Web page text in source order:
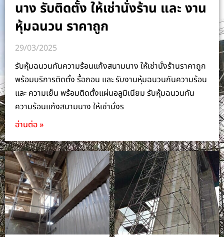
นาง รับติดตั้ง ให้เช่านั่งร้าน และ งาน
หุ้มฉนวน ราคาถูก
29/03/2025
รับหุ้มฉนวนกันความร้อนแก้งสนามนาง ให้เช่านั่งร้านราคาถูก
พร้อมบริการติดตั้ง รื้อถอน และ รับงานหุ้มฉนวนกันความร้อน
และ ความเย็น พร้อมติดตั้งแผ่นอลูมิเนียม รับหุ้มฉนวนกัน
ความร้อนแก้งสนามนาง ให้เช่านั่งร
อ่านต่อ »